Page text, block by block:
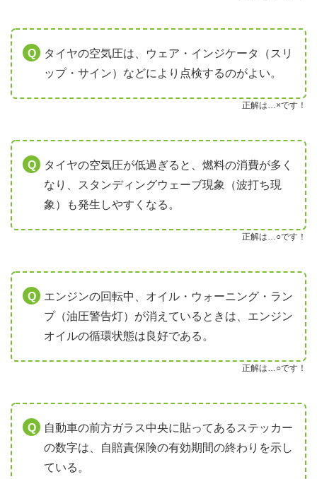
タイヤの空気圧は、ウェア・インジケータ（スリ
ップ・サイン）などにより点検するのがよい。
正解は…×です！
タイヤの空気圧が低過ぎると、燃料の消費が多く
なり、スタンディングウェーブ現象（波打ち現
象）も発生しやすくなる。
正解は…○です！
エンジンの回転中、オイル・ウォーニング・ラン
プ（油圧警告灯）が消えているときは、エンジン
オイルの循環状態は良好である。
正解は…○です！
自動車の前方ガラス中央に貼ってあるステッカー
の数字は、自賠責保険の有効期間の終わりを示し
ている。